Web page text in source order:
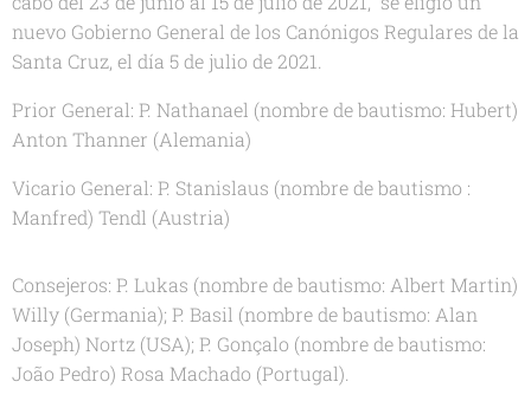
nuevo Gobierno General de los Canónigos Regulares de la
Santa Cruz, el día 5 de julio de 2021.
Prior General: P. Nathanael (nombre de bautismo: Hubert)
Anton Thanner (Alemania)
Vicario General: P. Stanislaus (nombre de bautismo :
Manfred) Tendl (Austria)
Consejeros: P. Lukas (nombre de bautismo: Albert Martin)
Willy (Germania); P. Basil (nombre de bautismo: Alan
Joseph) Nortz (USA); P. Gonçalo (nombre de bautismo:
João Pedro) Rosa Machado (Portugal).